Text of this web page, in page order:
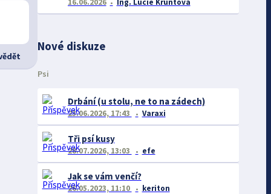
Nové diskuze
Psi
Drbání (u stolu, ne to na zádech)
23.06.2026, 17:43 Varaxi
Tři psí kusy
28.07.2026, 13:03 efe
Jak se vám venčí?
26.05.2023, 11:10 keriton